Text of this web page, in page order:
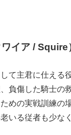
イア / Squire
て主君に仕える
負傷した騎士の
めの実戦訓練の
いる従者も少な